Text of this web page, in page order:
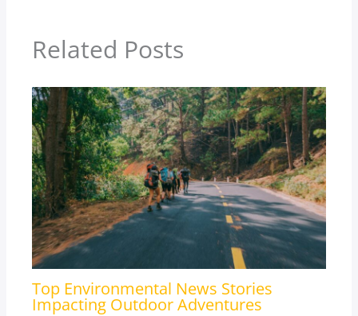
Related Posts
Top Environmental News Stories
Impacting Outdoor Adventures